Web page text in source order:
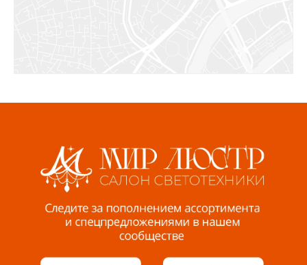
Пенза, ул. Пролетарская, 61 ТЦ "Стройбери"
Миасс, ул. Романенко, 95
8 922 500 30 39